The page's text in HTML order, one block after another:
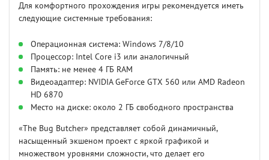
Для комфортного прохождения игры рекомендуется иметь
следующие системные требования:
Операционная система: Windows 7/8/10
Процессор: Intel Core i3 или аналогичный
Память: не менее 4 ГБ RAM
Видеоадаптер: NVIDIA GeForce GTX 560 или AMD Radeon
HD 6870
Место на диске: около 2 ГБ свободного пространства
«The Bug Butcher» представляет собой динамичный,
насыщенный экшеном проект с яркой графикой и
множеством уровнями сложности, что делает его